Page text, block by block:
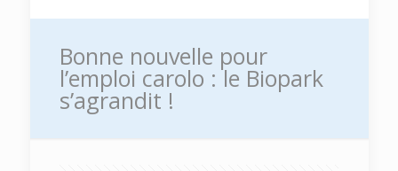
Bonne nouvelle pour
l’emploi carolo : le Biopark
s’agrandit !